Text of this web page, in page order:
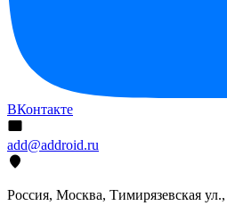
ВКонтакте
add@addroid.ru
Россия, Москва, Тимирязевская